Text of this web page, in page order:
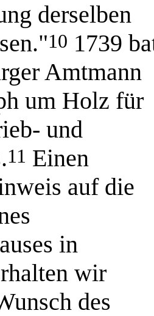
derselben
10 1739
Amtmann
um Holz für
und
11 Einen
auf die
in
wir
des